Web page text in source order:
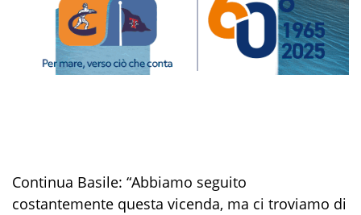
Continua Basile: “Abbiamo seguito
costantemente questa vicenda, ma ci troviamo di